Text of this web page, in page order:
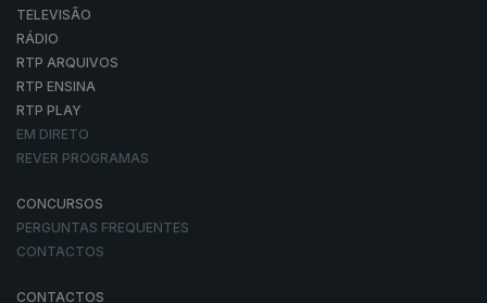
TELEVISÃO
RÁDIO
RTP ARQUIVOS
RTP ENSINA
RTP PLAY
EM DIRETO
REVER PROGRAMAS
CONCURSOS
PERGUNTAS FREQUENTES
CONTACTOS
CONTACTOS